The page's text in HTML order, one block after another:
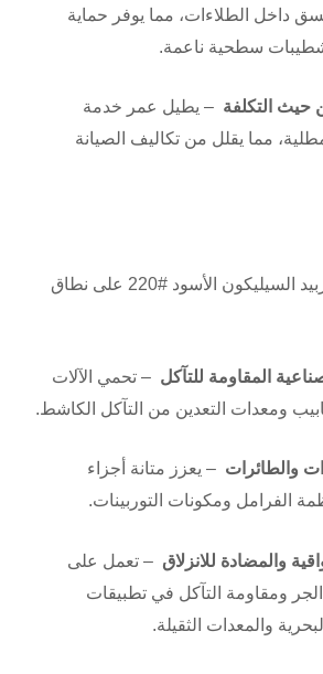
داخل الطلاءات، مما يوفر حماية
سطحية ناعمة.
التكلفة – يطيل عمر خدمة
مما يقلل من تكاليف الصيانة
يستخدم مسحوق كربيد السيليكون الأسود #220 على نطاق
المقاومة للتآكل – تحمي الآلات
ومعدات التعدين من التآكل الكاشط.
والطائرات – يعزز متانة أجزاء
الفرامل ومكونات التوربينات.
والمضادة للانزلاق – تعمل على
ومقاومة التآكل في تطبيقات
والمعدات الثقيلة.